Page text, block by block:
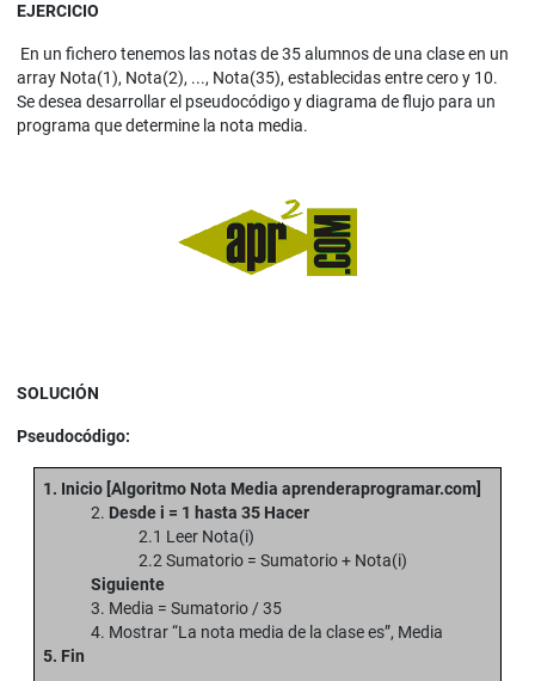
EJERCICIO
En un fichero tenemos las notas de 35 alumnos de una clase en un
array Nota(1), Nota(2), ..., Nota(35), establecidas entre cero y 10.
Se desea desarrollar el pseudocódigo y diagrama de flujo para un
programa que determine la nota media.
SOLUCIÓN
Pseudocódigo:
1. Inicio [Algoritmo Nota Media aprenderaprogramar.com]
2. Desde i = 1 hasta 35 Hacer
2.1 Leer Nota(i)
2.2 Sumatorio = Sumatorio + Nota(i)
Siguiente
3. Media = Sumatorio / 35
4. Mostrar “La nota media de la clase es”, Media
5. Fin